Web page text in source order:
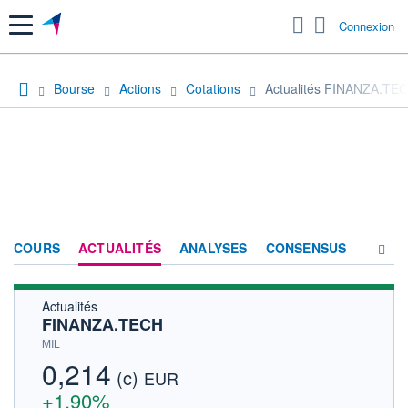
Menu Connexion
Bourse Actions Cotations Actualités
COURS ACTUALITÉS ANALYSES CONSENSUS
Actualités
FINANZA.TECH
MIL
0,214 (c) EUR
+1,90%